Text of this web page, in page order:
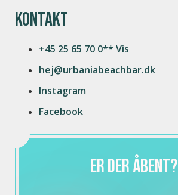
Kontakt
+45 25 65 70 0** Vis
hej@urbaniabeachbar.dk
Instagram
Facebook
Er der åbent?